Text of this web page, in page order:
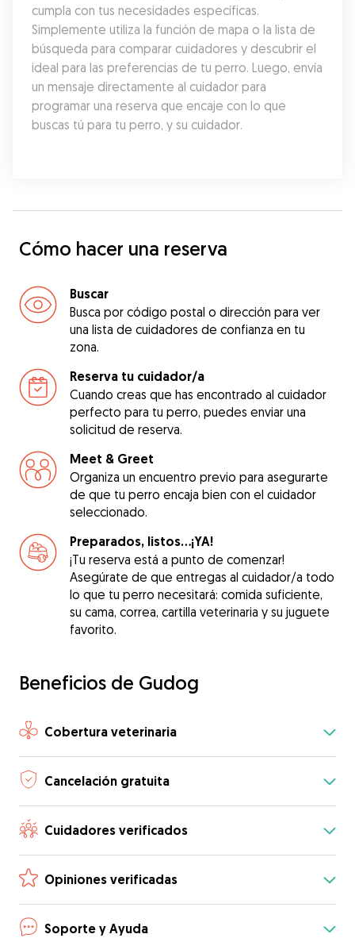
cumpla con tus necesidades específicas.
Simplemente utiliza la función de mapa o la lista de
búsqueda para comparar cuidadores y descubrir el
ideal para las preferencias de tu perro. Luego, envía
un mensaje directamente al cuidador para
programar una reserva que encaje con lo que
buscas tú para tu perro, y su cuidador.
Cómo hacer una reserva
Buscar
Busca por código postal o dirección para ver
una lista de cuidadores de confianza en tu
zona.
Reserva tu cuidador/a
Cuando creas que has encontrado al cuidador
perfecto para tu perro, puedes enviar una
solicitud de reserva.
Meet & Greet
Organiza un encuentro previo para asegurarte
de que tu perro encaja bien con el cuidador
seleccionado.
Preparados, listos...¡YA!
¡Tu reserva está a punto de comenzar!
Asegúrate de que entregas al cuidador/a todo
lo que tu perro necesitará: comida suficiente,
su cama, correa, cartilla veterinaria y su juguete
favorito.
Beneficios de Gudog
Cobertura veterinaria
Cancelación gratuita
Cuidadores verificados
Opiniones verificadas
Soporte y Ayuda